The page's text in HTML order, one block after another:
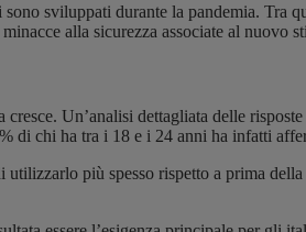
sviluppati durante la pandemia. Tra
alla sicurezza associate al nuovo
Un’analisi dettagliata delle
chi ha tra i 18 e i 24 anni ha infatti
più spesso rispetto a prima